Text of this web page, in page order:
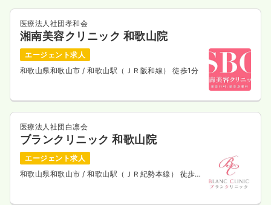
医療法人社団孝和会
湘南美容クリニック 和歌山院
エージェント求人
和歌山県和歌山市 / 和歌山駅（ＪＲ阪和線） 徒歩1分
医療法人社団白凛会
ブランクリニック 和歌山院
エージェント求人
和歌山県和歌山市 / 和歌山駅（ＪＲ紀勢本線） 徒歩2